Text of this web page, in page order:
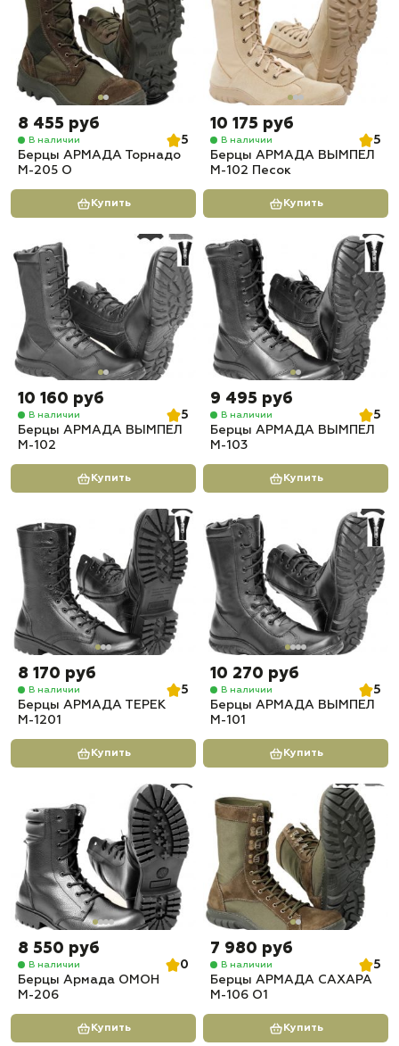
8 455 руб
В наличии
5
Берцы АРМАДА Торнадо
М-205 О
Купить
10 175 руб
В наличии
5
Берцы АРМАДА ВЫМПЕЛ
М-102 Песок
Купить
10 160 руб
В наличии
5
Берцы АРМАДА ВЫМПЕЛ
М-102
Купить
9 495 руб
В наличии
5
Берцы АРМАДА ВЫМПЕЛ
М-103
Купить
8 170 руб
В наличии
5
Берцы АРМАДА ТЕРЕК
М-1201
Купить
10 270 руб
В наличии
5
Берцы АРМАДА ВЫМПЕЛ
М-101
Купить
8 550 руб
В наличии
0
Берцы Армада ОМОН
М-206
Купить
7 980 руб
В наличии
5
Берцы АРМАДА САХАРА
М-106 О1
Купить